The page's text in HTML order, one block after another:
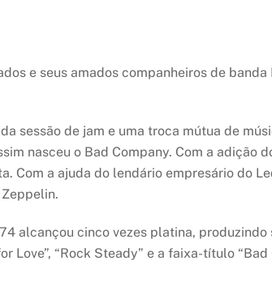
e seus amados companheiros de
sessão de jam e uma troca mútua de
nasceu o Bad Company. Com a adição
Com a ajuda do lendário empresário do
alcançou cinco vezes platina, produzindo
Love”, “Rock Steady” e a faixa-título “Bad